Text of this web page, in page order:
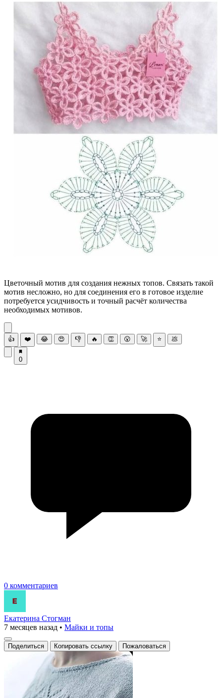
Цветочный мотив для создания нежных топов. Связать такой
мотив несложно, но для соединения его в готовое изделие
потребуется усидчивость и точный расчёт количества
необходимых мотивов.
👍 ❤️ 😂 😍 👎 🔥 👏 😮 🚀 ⭐ 💩
0
0 комментариев
Екатерина Стогман
7 месяцев назад • Майки и топы
Поделиться Копировать ссылку Пожаловаться